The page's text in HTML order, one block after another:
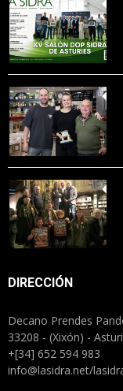
DIRECCIÓN
Decano Prendes
33208 - (Xixón) -
+[34] 652 594 983
info@lasidra.net/